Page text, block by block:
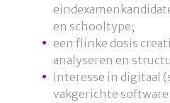
en schooltype;
een flinke dosis
analyseren en
interesse in digitaal
vakgerichte